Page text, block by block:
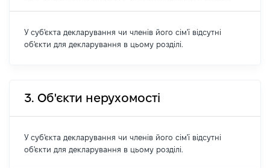
У суб'єкта декларування чи членів його сім'ї відсутні
об'єкти для декларування в цьому розділі.
3. Об'єкти нерухомості
У суб'єкта декларування чи членів його сім'ї відсутні
об'єкти для декларування в цьому розділі.